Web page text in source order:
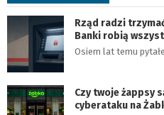
Rząd radzi
Banki robią
Osiem lat temu
Czy twoje żappsy
cyberataku na